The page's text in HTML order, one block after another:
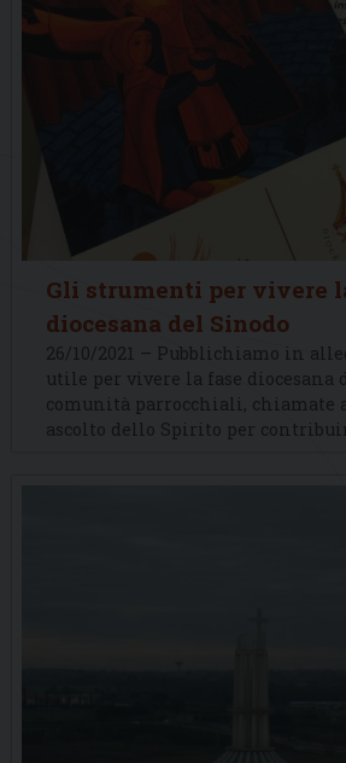
Gli strumenti per vivere
diocesana del Sinodo
26/10/2021 – Pubblichiamo in
utile per vivere la fase diocesana
comunità parrocchiali, chiamate
ascolto dello Spirito per